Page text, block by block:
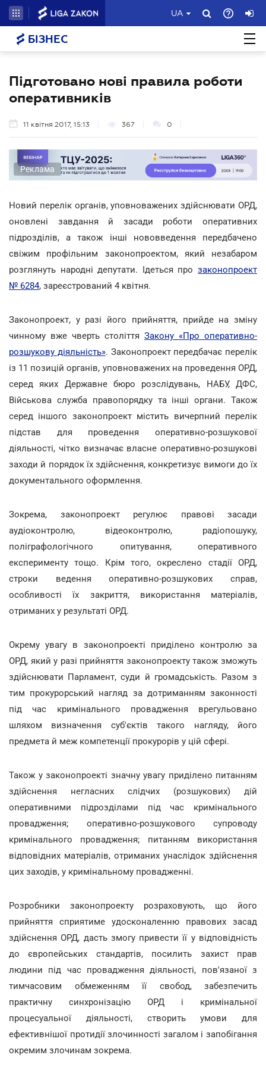
UA
БІЗНЕС
Підготовано нові правила роботи
оперативників
11 квітня 2017, 15:13 367 0
Реклама
Новий перелік органів, уповноважених здійснювати ОРД,
оновлені завдання й засади роботи оперативних
підрозділів, а також інші нововведення передбачено
свіжим профільним законопроектом, який незабаром
розглянуть народні депутати. Ідеться про законопроект
№ 6284, зареєстрований 4 квітня.
Законопроект, у разі його прийняття, прийде на зміну
чинному вже чверть століття Закону «Про оперативно-
розшукову діяльність». Законопроект передбачає перелік
із 11 позицій органів, уповноважених на проведення ОРД,
серед яких Державне бюро розслідувань, НАБУ, ДФС,
Військова служба правопорядку та інші органи. Також
серед іншого законопроект містить вичерпний перелік
підстав для проведення оперативно-розшукової
діяльності, чітко визначає власне оперативно-розшукові
заходи й порядок їх здійснення, конкретизує вимоги до їх
документального оформлення.
Зокрема, законопроект регулює правові засади
аудіоконтролю, відеоконтролю, радіопошуку,
поліграфологічного опитування, оперативного
експерименту тощо. Крім того, окреслено стадії ОРД,
строки ведення оперативно-розшукових справ,
особливості їх закриття, використання матеріалів,
отриманих у результаті ОРД.
Окрему увагу в законопроекті приділено контролю за
ОРД, який у разі прийняття законопроекту також зможуть
здійснювати Парламент, суди й громадськість. Разом з
тим прокурорський нагляд за дотриманням законності
під час кримінального провадження врегульовано
шляхом визначення суб'єктів такого нагляду, його
предмета й меж компетенції прокурорів у цій сфері.
Також у законопроекті значну увагу приділено питанням
здійснення негласних слідчих (розшукових) дій
оперативними підрозділами під час кримінального
провадження; оперативно-розшукового супроводу
кримінального провадження; питанням використання
відповідних матеріалів, отриманих унаслідок здійснення
цих заходів, у кримінальному провадженні.
Розробники законопроекту розраховують, що його
прийняття сприятиме удосконаленню правових засад
здійснення ОРД, дасть змогу привести її у відповідність
до європейських стандартів, посилить захист прав
людини під час провадження діяльності, пов'язаної з
тимчасовим обмеженням її свобод, забезпечить
практичну синхронізацію ОРД і кримінальної
процесуальної діяльності, створить умови для
ефективнішої протидії злочинності загалом і запобігання
окремим злочинам зокрема.